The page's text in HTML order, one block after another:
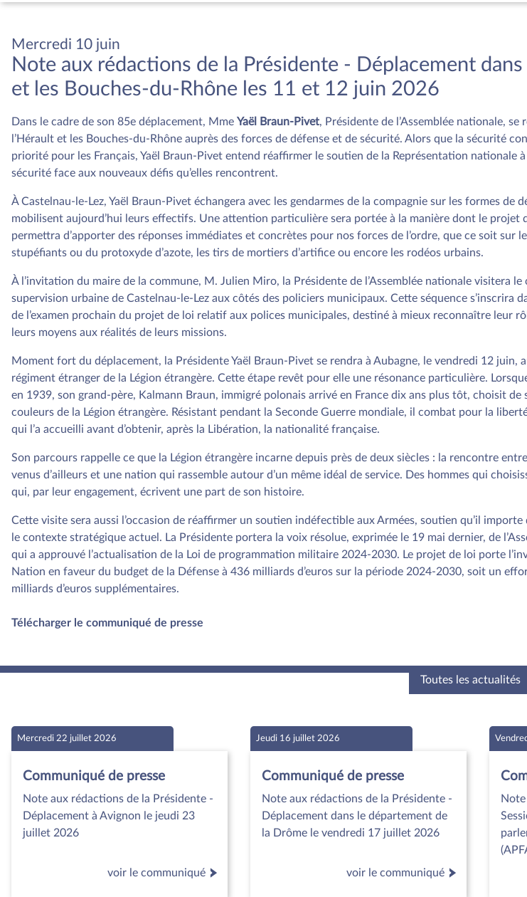
Mercredi 10 juin
Note aux rédactions de la Présidente - Déplacement
et les Bouches-du-Rhône les 11 et 12 juin 2026
Dans le cadre de son 85e déplacement, Mme Yaël Braun-Pivet, Présidente de l’Assemblée nationale, se
l’Hérault et les Bouches-du-Rhône auprès des forces de défense et de sécurité. Alors que la sécurité
priorité pour les Français, Yaël Braun-Pivet entend réaffirmer le soutien de la Représentation nationale
sécurité face aux nouveaux défis qu’elles rencontrent.
À Castelnau-le-Lez, Yaël Braun-Pivet échangera avec les gendarmes de la compagnie sur les formes de
mobilisent aujourd’hui leurs effectifs. Une attention particulière sera portée à la manière dont le projet
permettra d’apporter des réponses immédiates et concrètes pour nos forces de l’ordre, que ce soit sur
stupéfiants ou du protoxyde d’azote, les tirs de mortiers d’artifice ou encore les rodéos urbains.
À l’invitation du maire de la commune, M. Julien Miro, la Présidente de l’Assemblée nationale visitera le
supervision urbaine de Castelnau-le-Lez aux côtés des policiers municipaux. Cette séquence s’inscrira
de l’examen prochain du projet de loi relatif aux polices municipales, destiné à mieux reconnaître leur
leurs moyens aux réalités de leurs missions.
Moment fort du déplacement, la Présidente Yaël Braun-Pivet se rendra à Aubagne, le vendredi 12 juin,
régiment étranger de la Légion étrangère. Cette étape revêt pour elle une résonance particulière.
en 1939, son grand-père, Kalmann Braun, immigré polonais arrivé en France dix ans plus tôt, choisit de
couleurs de la Légion étrangère. Résistant pendant la Seconde Guerre mondiale, il combat pour la
qui l’a accueilli avant d’obtenir, après la Libération, la nationalité française.
Son parcours rappelle ce que la Légion étrangère incarne depuis près de deux siècles : la rencontre
venus d’ailleurs et une nation qui rassemble autour d’un même idéal de service. Des hommes qui
qui, par leur engagement, écrivent une part de son histoire.
Cette visite sera aussi l’occasion de réaffirmer un soutien indéfectible aux Armées, soutien qu’il importe
le contexte stratégique actuel. La Présidente portera la voix résolue, exprimée le 19 mai dernier, de
qui a approuvé l’actualisation de la Loi de programmation militaire 2024-2030. Le projet de loi porte
Nation en faveur du budget de la Défense à 436 milliards d’euros sur la période 2024-2030, soit un
milliards d’euros supplémentaires.
Télécharger le communiqué de presse
Toutes les actualités
Mercredi 22 juillet 2026
Communiqué de presse
Note aux rédactions de la Présidente -
Déplacement à Avignon le jeudi 23
juillet 2026
voir le communiqué
Jeudi 16 juillet 2026
Communiqué de presse
Note aux rédactions de la Présidente -
Déplacement dans le département de
la Drôme le vendredi 17 juillet 2026
voir le communiqué